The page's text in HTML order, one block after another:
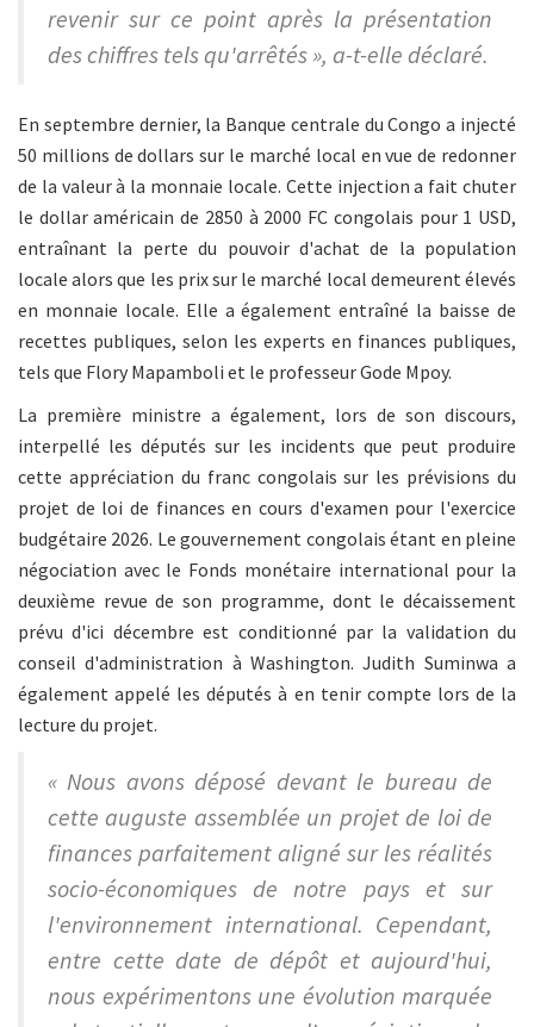
revenir sur ce point après la présentation
des chiffres tels qu'arrêtés », a-t-elle déclaré.
En septembre dernier, la Banque centrale du Congo a injecté
50 millions de dollars sur le marché local en vue de redonner
de la valeur à la monnaie locale. Cette injection a fait chuter
le dollar américain de 2850 à 2000 FC congolais pour 1 USD,
entraînant la perte du pouvoir d'achat de la population
locale alors que les prix sur le marché local demeurent élevés
en monnaie locale. Elle a également entraîné la baisse de
recettes publiques, selon les experts en finances publiques,
tels que Flory Mapamboli et le professeur Gode Mpoy.
La première ministre a également, lors de son discours,
interpellé les députés sur les incidents que peut produire
cette appréciation du franc congolais sur les prévisions du
projet de loi de finances en cours d'examen pour l'exercice
budgétaire 2026. Le gouvernement congolais étant en pleine
négociation avec le Fonds monétaire international pour la
deuxième revue de son programme, dont le décaissement
prévu d'ici décembre est conditionné par la validation du
conseil d'administration à Washington. Judith Suminwa a
également appelé les députés à en tenir compte lors de la
lecture du projet.
« Nous avons déposé devant le bureau de
cette auguste assemblée un projet de loi de
finances parfaitement aligné sur les réalités
socio-économiques de notre pays et sur
l'environnement international. Cependant,
entre cette date de dépôt et aujourd'hui,
nous expérimentons une évolution marquée